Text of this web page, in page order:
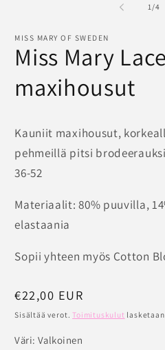
1//4
MISS MARY OF SWEDEN
Miss Mary
maxihousut
Kauniit maxihousut,
pehmeillä pitsi
36-52
Materiaalit: 80% puuvilla,
elastaania
Sopii yhteen myös Cotton
Normaalihinta
€22,00 EUR
Sisältää verot.Toimituskulut lasketaan
Väri: Valkoinen